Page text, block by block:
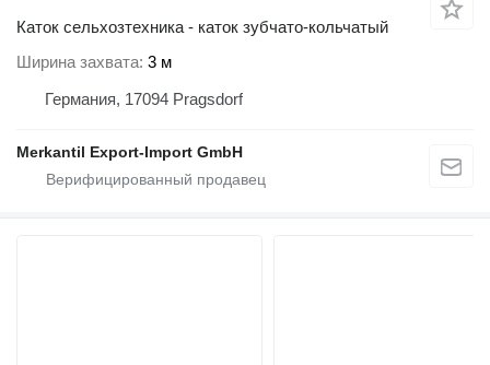
Каток сельхозтехника - каток зубчато-кольчатый
Ширина захвата 3 м
Германия, 17094 Pragsdorf
Merkantil Export-Import GmbH